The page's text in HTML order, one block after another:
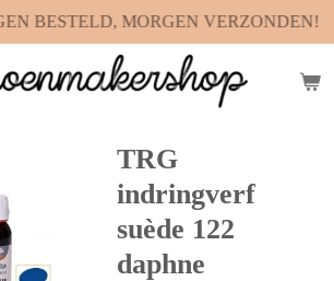
BESTELD, MORGEN VERZONDEN!
TRG
indringverf
suède 122
daphne